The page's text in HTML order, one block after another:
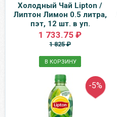
Холодный Чай Lipton /
Липтон Лимон 0.5 литра,
пэт, 12 шт. в уп.
1 733.75 ₽
1 825 ₽
В КОРЗИНУ
-5%